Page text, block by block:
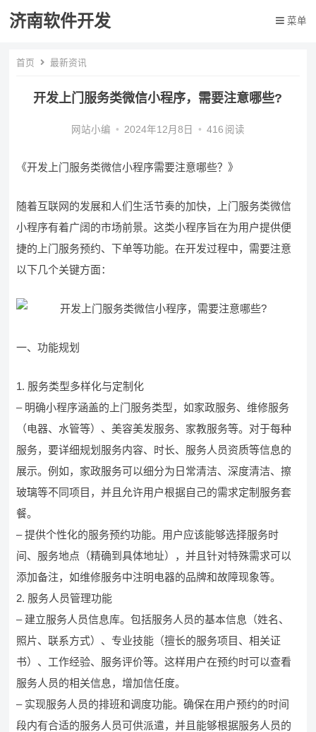
济南软件开发 菜单
首页 最新资讯
开发上门服务类微信小程序，需要注意哪些?
网站小编 • 2024年12月8日 • 416 阅读
《开发上门服务类微信小程序需要注意哪些？》
随着互联网的发展和人们生活节奏的加快，上门服务类微信
小程序有着广阔的市场前景。这类小程序旨在为用户提供便
捷的上门服务预约、下单等功能。在开发过程中，需要注意
以下几个关键方面：
一、功能规划
1. 服务类型多样化与定制化
– 明确小程序涵盖的上门服务类型，如家政服务、维修服务
（电器、水管等）、美容美发服务、家教服务等。对于每种
服务，要详细规划服务内容、时长、服务人员资质等信息的
展示。例如，家政服务可以细分为日常清洁、深度清洁、擦
玻璃等不同项目，并且允许用户根据自己的需求定制服务套
餐。
– 提供个性化的服务预约功能。用户应该能够选择服务时
间、服务地点（精确到具体地址），并且针对特殊需求可以
添加备注，如维修服务中注明电器的品牌和故障现象等。
2. 服务人员管理功能
– 建立服务人员信息库。包括服务人员的基本信息（姓名、
照片、联系方式）、专业技能（擅长的服务项目、相关证
书）、工作经验、服务评价等。这样用户在预约时可以查看
服务人员的相关信息，增加信任度。
– 实现服务人员的排班和调度功能。确保在用户预约的时间
段内有合适的服务人员可供派遣，并且能够根据服务人员的